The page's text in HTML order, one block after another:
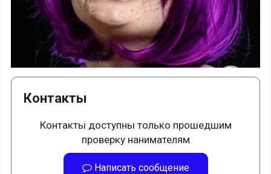
Контакты
Контакты доступны только прошедшим
проверку нанимателям
Написать сообщение